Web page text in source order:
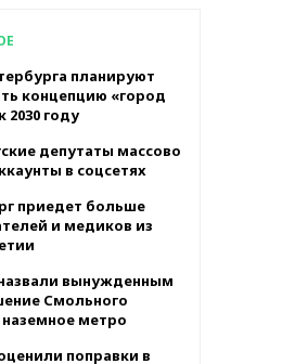
планируют
концепцию «город
2030 году
депутаты массово
в соцсетях
приедет больше
и медиков из
вынужденным
Смольного
наземное метро
поправки в